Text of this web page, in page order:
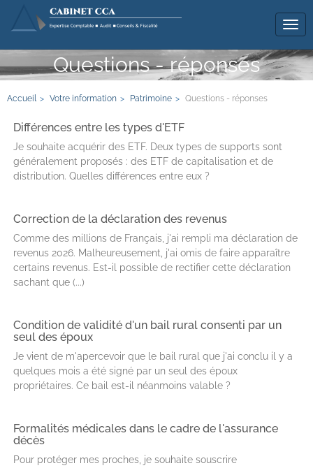
Questions - réponses
Accueil Votre information Patrimoine Questions - réponses
Différences entre les types d'ETF
Je souhaite acquérir des ETF. Deux types de supports sont
généralement proposés : des ETF de capitalisation et de
distribution. Quelles différences entre eux ?
Correction de la déclaration des revenus
Comme des millions de Français, j'ai rempli ma déclaration de
revenus 2026. Malheureusement, j'ai omis de faire apparaître
certains revenus. Est-il possible de rectifier cette déclaration
sachant que (...)
Condition de validité d'un bail rural consenti par un
seul des époux
Je vient de m'apercevoir que le bail rural que j'ai conclu il y a
quelques mois a été signé par un seul des époux
propriétaires. Ce bail est-il néanmoins valable ?
Formalités médicales dans le cadre de l'assurance
décès
Pour protéger mes proches, je souhaite souscrire